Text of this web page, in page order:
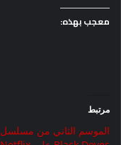
معجب بهذه:
مرتبط
الموسم الثاني من مسلسل